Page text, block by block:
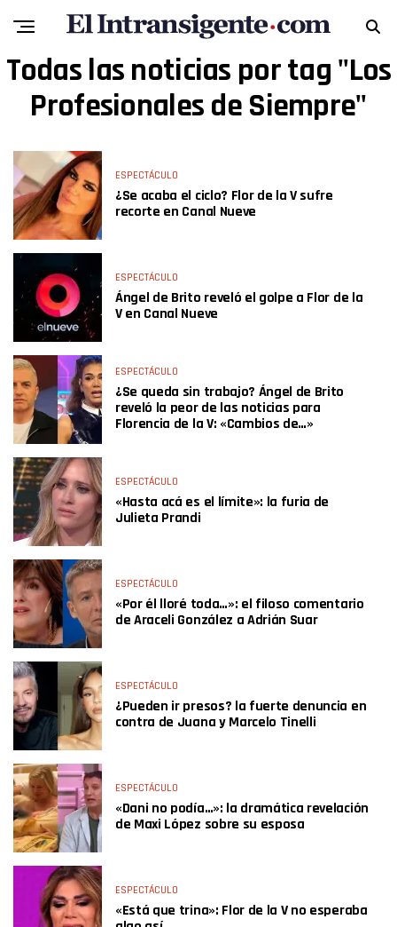
Todas las noticias por tag "Los
Profesionales de Siempre"
ESPECTÁCULO
¿Se acaba el ciclo? Flor de la V sufre
recorte en Canal Nueve
ESPECTÁCULO
Ángel de Brito reveló el golpe a Flor de la
V en Canal Nueve
ESPECTÁCULO
¿Se queda sin trabajo? Ángel de Brito
reveló la peor de las noticias para
Florencia de la V: «Cambios de…»
ESPECTÁCULO
«Hasta acá es el límite»: la furia de
Julieta Prandi
ESPECTÁCULO
«Por él lloré toda…»: el filoso comentario
de Araceli González a Adrián Suar
ESPECTÁCULO
¿Pueden ir presos? la fuerte denuncia en
contra de Juana y Marcelo Tinelli
ESPECTÁCULO
«Dani no podía…»: la dramática revelación
de Maxi López sobre su esposa
ESPECTÁCULO
«Está que trina»: Flor de la V no esperaba